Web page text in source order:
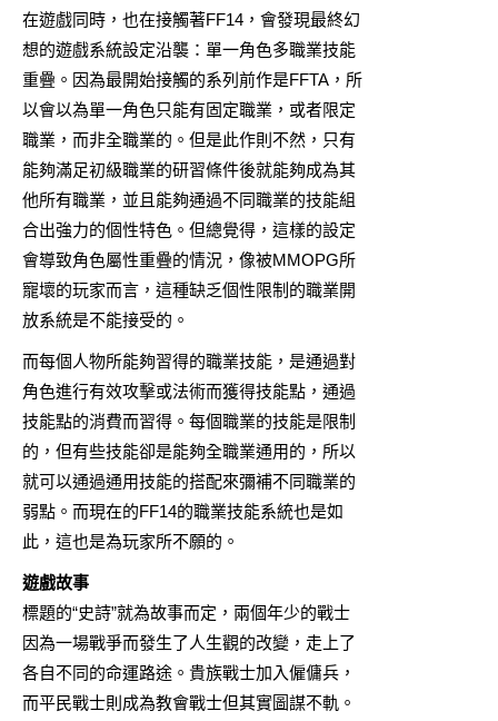
在遊戲同時，也在接觸著FF14，會發現最終幻
想的遊戲系統設定沿襲：單一角色多職業技能
重疊。因為最開始接觸的系列前作是FFTA，所
以會以為單一角色只能有固定職業，或者限定
職業，而非全職業的。但是此作則不然，只有
能夠滿足初級職業的研習條件後就能夠成為其
他所有職業，並且能夠通過不同職業的技能組
合出強力的個性特色。但總覺得，這樣的設定
會導致角色屬性重疊的情況，像被MMOPG所
寵壞的玩家而言，這種缺乏個性限制的職業開
放系統是不能接受的。
而每個人物所能夠習得的職業技能，是通過對
角色進行有效攻擊或法術而獲得技能點，通過
技能點的消費而習得。每個職業的技能是限制
的，但有些技能卻是能夠全職業通用的，所以
就可以通過通用技能的搭配來彌補不同職業的
弱點。而現在的FF14的職業技能系統也是如
此，這也是為玩家所不願的。
遊戲故事
標題的“史詩”就為故事而定，兩個年少的戰士
因為一場戰爭而發生了人生觀的改變，走上了
各自不同的命運路途。貴族戰士加入僱傭兵，
而平民戰士則成為教會戰士但其實圖謀不軌。